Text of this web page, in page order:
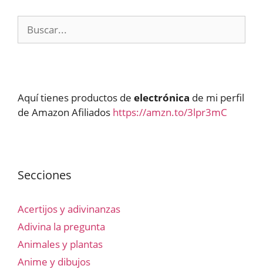
Aquí tienes productos de electrónica de mi perfil
de Amazon Afiliados https://amzn.to/3lpr3mC
Secciones
Acertijos y adivinanzas
Adivina la pregunta
Animales y plantas
Anime y dibujos